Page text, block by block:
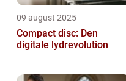
09 august 2025
Compact disc: Den
digitale lydrevolution